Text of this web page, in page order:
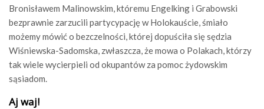
Bronisławem Malinowskim, któremu Engelking i Grabowski
bezprawnie zarzucili partycypację w Holokauście, śmiało
możemy mówić o bezczelności, której dopuściła się sędzia
Wiśniewska-Sadomska, zwłaszcza, że mowa o Polakach, którzy
tak wiele wycierpieli od okupantów za pomoc żydowskim
sąsiadom.
Aj waj!